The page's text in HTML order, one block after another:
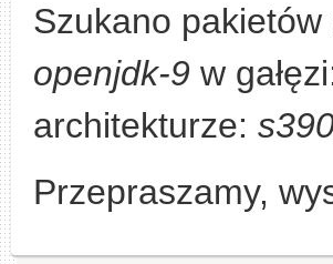
Szukano
openjdk-9 w
architekturze:
Przepraszamy,